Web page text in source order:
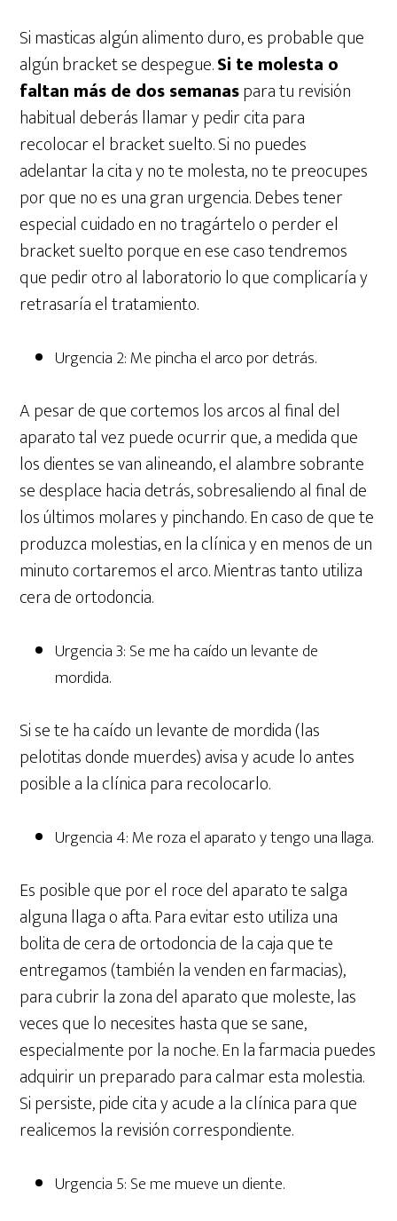
Si masticas algún alimento duro, es probable que
algún bracket se despegue.Si te molesta o
faltan más de dos semanaspara tu revisión
habitual deberás llamar y pedir cita para
recolocar el bracket suelto. Si no puedes
adelantar la cita y no te molesta, no te preocupes
por que no es una gran urgencia. Debes tener
especial cuidado en no tragártelo o perder el
bracket suelto porque en ese caso tendremos
que pedir otro al laboratorio lo que complicaría y
retrasaría el tratamiento.
Urgencia 2: Me pincha el arco por detrás.
A pesar de que cortemos los arcos al final del
aparato tal vez puede ocurrir que, a medida que
los dientes se van alineando, el alambre sobrante
se desplace hacia detrás, sobresaliendo al final de
los últimos molares y pinchando. En caso de que te
produzca molestias, en la clínica y en menos de un
minuto cortaremos el arco. Mientras tanto utiliza
cera de ortodoncia.
Urgencia 3: Se me ha caído un levante de
mordida.
Si se te ha caído un levante de mordida (las
pelotitas donde muerdes) avisa y acude lo antes
posible a la clínica para recolocarlo.
Urgencia 4: Me roza el aparato y tengo una llaga.
Es posible que por el roce del aparato te salga
alguna llaga o afta. Para evitar esto utiliza una
bolita de cera de ortodoncia de la caja que te
entregamos (también la venden en farmacias),
para cubrir la zona del aparato que moleste, las
veces que lo necesites hasta que se sane,
especialmente por la noche. En la farmacia puedes
adquirir un preparado para calmar esta molestia.
Si persiste, pide cita y acude a la clínica para que
realicemos la revisión correspondiente.
Urgencia 5: Se me mueve un diente.